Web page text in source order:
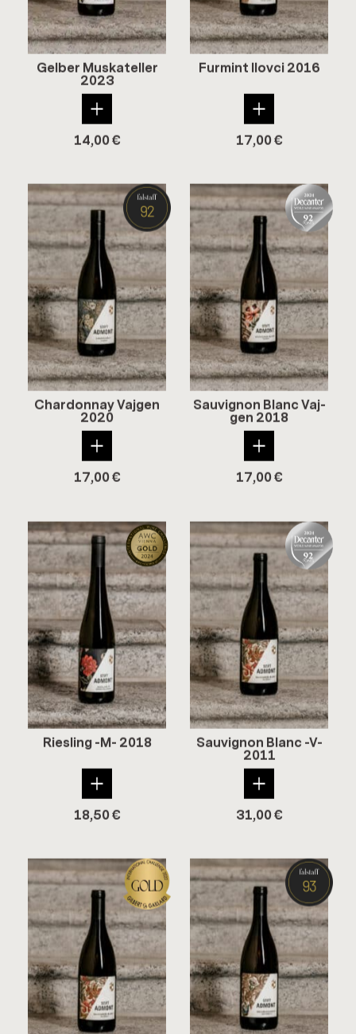
Gel­ber Mus­ka­tel­ler
2023
14,00€
Fur­mint Il­ovci 2016
17,00€
Char­don­nay Va­j­gen
2020
17,00€
Sau­vi­gnon Blanc Va­j­
gen 2018
17,00€
Ries­ling -M- 2018
18,50€
Sau­vi­gnon Blanc -V-
2011
31,00€